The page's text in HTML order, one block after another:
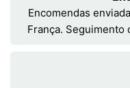
Encomendas
França.